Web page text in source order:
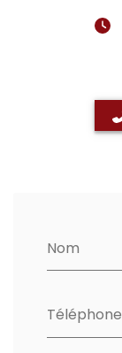
Nom
Téléphone